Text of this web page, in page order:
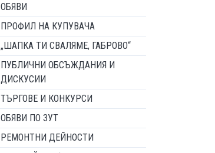
ОБЯВИ
ПРОФИЛ НА КУПУВАЧА
„ШАПКА ТИ СВАЛЯМЕ, ГАБРОВО“
ПУБЛИЧНИ ОБСЪЖДАНИЯ И
ДИСКУСИИ
ТЪРГОВЕ И КОНКУРСИ
ОБЯВИ ПО ЗУТ
РЕМОНТНИ ДЕЙНОСТИ